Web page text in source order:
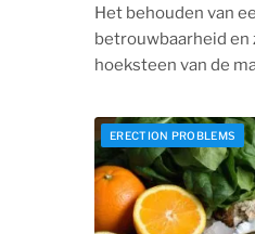
Het behouden van
betrouwbaarheid
hoeksteen van de
ERECTION PROBLEMS